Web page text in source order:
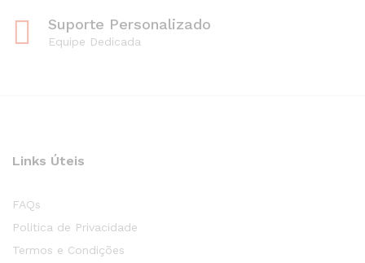
Suporte Personalizado
Equipe Dedicada
Links Úteis
FAQs
Politica de Privacidade
Termos e Condições